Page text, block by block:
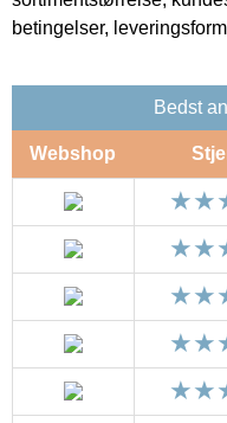
betingelser,
Bedst
Webshop